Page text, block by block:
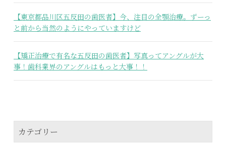
【東京都品川区五反田の歯医者】今、注目の全顎治療。ずーっ
と前から当然のようにやっていますけど
【矯正治療で有名な五反田の歯医者】写真ってアングルが大
事！歯科業界のアングルはもっと大事！！
カテゴリー